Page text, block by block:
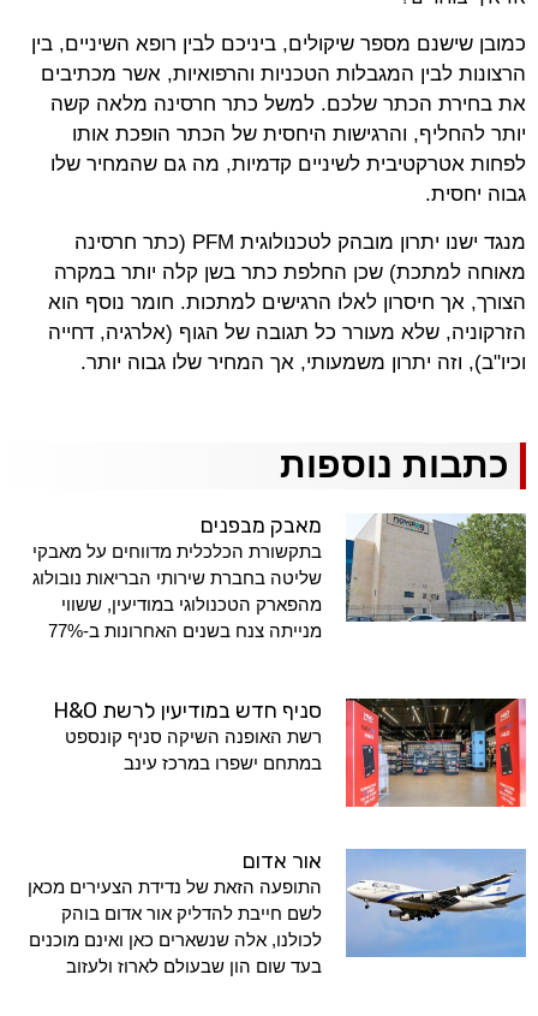
כמובן שישנם מספר שיקולים, ביניכם לבין רופא השיניים, בין
הרצונות לבין המגבלות הטכניות והרפואיות, אשר מכתיבים
את בחירת הכתר שלכם. למשל כתר חרסינה מלאה קשה
יותר להחליף, והרגישות היחסית של הכתר הופכת אותו
לפחות אטרקטיבית לשיניים קדמיות, מה גם שהמחיר שלו
גבוה יחסית.
מנגד ישנו יתרון מובהק לטכנולוגית PFM (כתר חרסינה
מאוחה למתכת) שכן החלפת כתר בשן קלה יותר במקרה
הצורך, אך חיסרון לאלו הרגישים למתכות. חומר נוסף הוא
הזרקוניה, שלא מעורר כל תגובה של הגוף (אלרגיה, דחייה
וכיו"ב), וזה יתרון משמעותי, אך המחיר שלו גבוה יותר.
כתבות נוספות
מאבק מבפנים
בתקשורת הכלכלית מדווחים על מאבקי
שליטה בחברת שירותי הבריאות נובולוג
מהפארק הטכנולוגי במודיעין, ששווי
מנייתה צנח בשנים האחרונות ב-77%
סניף חדש במודיעין לרשת H&O
רשת האופנה השיקה סניף קונספט
במתחם ישפרו במרכז עינב
אור אדום
התופעה הזאת של נדידת הצעירים מכאן
לשם חייבת להדליק אור אדום בוהק
לכולנו, אלה שנשארים כאן ואינם מוכנים
בעד שום הון שבעולם לארוז ולעזוב